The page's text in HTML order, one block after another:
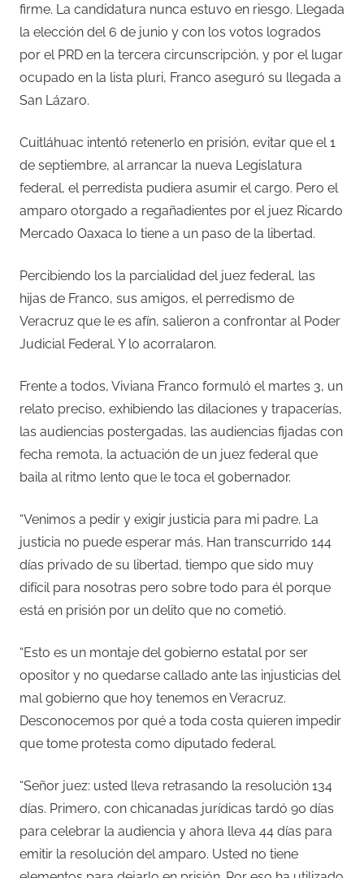
firme. La candidatura nunca estuvo en riesgo. Llegada
la elección del 6 de junio y con los votos logrados
por el PRD en la tercera circunscripción, y por el lugar
ocupado en la lista pluri, Franco aseguró su llegada a
San Lázaro.
Cuitláhuac intentó retenerlo en prisión, evitar que el 1
de septiembre, al arrancar la nueva Legislatura
federal, el perredista pudiera asumir el cargo. Pero el
amparo otorgado a regañadientes por el juez Ricardo
Mercado Oaxaca lo tiene a un paso de la libertad.
Percibiendo los la parcialidad del juez federal, las
hijas de Franco, sus amigos, el perredismo de
Veracruz que le es afín, salieron a confrontar al Poder
Judicial Federal. Y lo acorralaron.
Frente a todos, Viviana Franco formuló el martes 3, un
relato preciso, exhibiendo las dilaciones y trapacerías,
las audiencias postergadas, las audiencias fijadas con
fecha remota, la actuación de un juez federal que
baila al ritmo lento que le toca el gobernador.
“Venimos a pedir y exigir justicia para mi padre. La
justicia no puede esperar más. Han transcurrido 144
días privado de su libertad, tiempo que sido muy
difícil para nosotras pero sobre todo para él porque
está en prisión por un delito que no cometió.
“Esto es un montaje del gobierno estatal por ser
opositor y no quedarse callado ante las injusticias del
mal gobierno que hoy tenemos en Veracruz.
Desconocemos por qué a toda costa quieren impedir
que tome protesta como diputado federal.
“Señor juez: usted lleva retrasando la resolución 134
días. Primero, con chicanadas jurídicas tardó 90 días
para celebrar la audiencia y ahora lleva 44 días para
emitir la resolución del amparo. Usted no tiene